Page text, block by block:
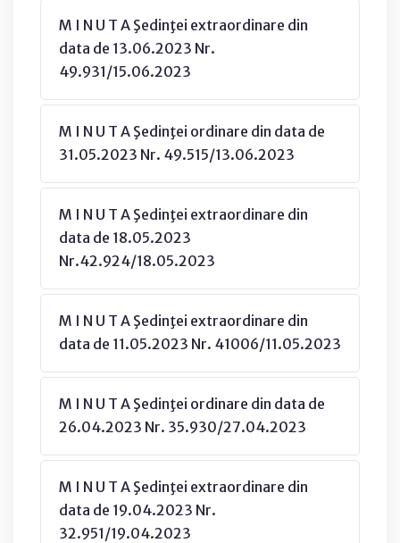
M I N U T A Şedinţei extraordinare din
data de 13.06.2023 Nr.
49.931/15.06.2023
M I N U T A Şedinţei ordinare din data de
31.05.2023 Nr. 49.515/13.06.2023
M I N U T A Şedinţei extraordinare din
data de 18.05.2023
Nr.42.924/18.05.2023
M I N U T A Şedinţei extraordinare din
data de 11.05.2023 Nr. 41006/11.05.2023
M I N U T A Şedinţei ordinare din data de
26.04.2023 Nr. 35.930/27.04.2023
M I N U T A Şedinţei extraordinare din
data de 19.04.2023 Nr.
32.951/19.04.2023